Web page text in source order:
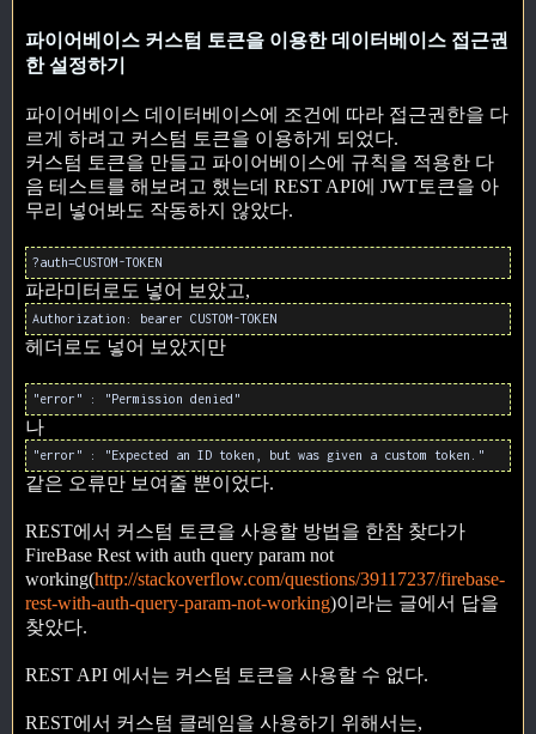
파이어베이스 커스텀 토큰을 이용한 데이터베이스 접근권
한 설정하기
파이어베이스 데이터베이스에 조건에 따라 접근권한을 다
르게 하려고 커스텀 토큰을 이용하게 되었다.
커스텀 토큰을 만들고 파이어베이스에 규칙을 적용한 다
음 테스트를 해보려고 했는데 REST API에 JWT토큰을 아
무리 넣어봐도 작동하지 않았다.
?auth=CUSTOM-TOKEN
파라미터로도 넣어 보았고,
Authorization: bearer CUSTOM-TOKEN
헤더로도 넣어 보았지만
"error" : "Permission denied"
나
"error" : "Expected an ID token, but was given a custom token."
같은 오류만 보여줄 뿐이었다.
REST에서 커스텀 토큰을 사용할 방법을 한참 찾다가
FireBase Rest with auth query param not
working(http://stackoverflow.com/questions/39117237/firebase-
rest-with-auth-query-param-not-working)이라는 글에서 답을
찾았다.
REST API 에서는 커스텀 토큰을 사용할 수 없다.
REST에서 커스텀 클레임을 사용하기 위해서는,